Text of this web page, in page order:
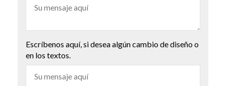
Escríbenos aquí, si desea algún cambio de diseño o
en los textos.